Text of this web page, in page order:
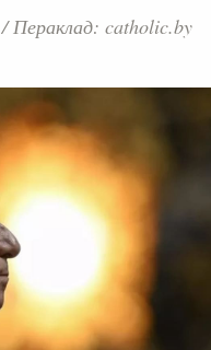
/Пераклад: catholic.by